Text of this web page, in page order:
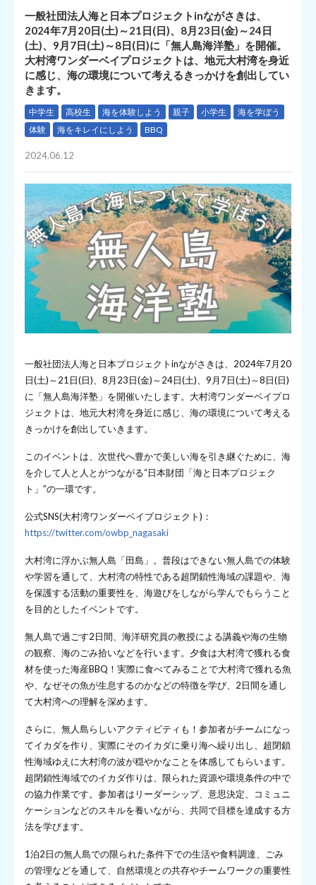
一般社団法人海と日本プロジェクトinながさきは、
2024年7月20日(土)～21日(日)、8月23日(金)～24日
(土)、9月7日(土)～8日(日)に「無人島海洋塾」を開催。
大村湾ワンダーベイプロジェクトは、地元大村湾を身近
に感じ、海の環境について考えるきっかけを創出してい
きます。
中学生 高校生 海を体験しよう 親子 小学生
海を学ぼう
体験
海をキレイにしよう BBQ
2024.06.12
一般社団法人海と日本プロジェクトinながさきは、2024年7月20
日(土)～21日(日)、8月23日(金)～24日(土)、9月7日(土)～8日(日)
に「無人島海洋塾」を開催いたします。大村湾ワンダーベイプロ
ジェクトは、地元大村湾を身近に感じ、海の環境について考える
きっかけを創出していきます。
このイベントは、次世代へ豊かで美しい海を引き継ぐために、海
を介して人と人とがつながる“日本財団「海と日本プロジェク
ト」”の一環です。
公式SNS(大村湾ワンダーベイプロジェクト)：
https://twitter.com/owbp_nagasaki
大村湾に浮かぶ無人島「田島」。普段はできない無人島での体験
や学習を通して、大村湾の特性である超閉鎖性海域の課題や、海
を保護する活動の重要性を、海遊びをしながら学んでもらうこと
を目的としたイベントです。
無人島で過ごす2日間、海洋研究員の教授による講義や海の生物
の観察、海のごみ拾いなどを行います。夕食は大村湾で獲れる食
材を使った海産BBQ！実際に食べてみることで大村湾で獲れる魚
や、なぜその魚が生息するのかなどの特徴を学び、2日間を通し
て大村湾への理解を深めます。
さらに、無人島らしいアクティビティも！参加者がチームになっ
てイカダを作り、実際にそのイカダに乗り海へ繰り出し、超閉鎖
性海域ゆえに大村湾の波が穏やかなことを体感してもらいます。
超閉鎖性海域でのイカダ作りは、限られた資源や環境条件の中で
の協力作業です。参加者はリーダーシップ、意思決定、コミュニ
ケーションなどのスキルを養いながら、共同で目標を達成する方
法を学びます。
1泊2日の無人島での限られた条件下での生活や食料調達、ごみ
の管理などを通して、自然環境との共存やチームワークの重要性